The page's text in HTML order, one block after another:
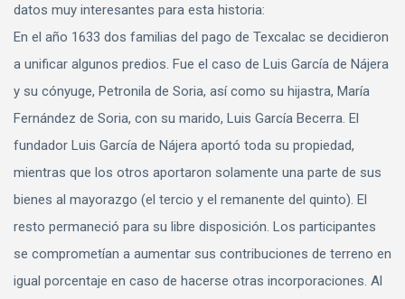
datos muy interesantes para esta historia:
En el año 1633 dos familias del pago de Texcalac se decidieron
a unificar algunos predios. Fue el caso de Luis García de Nájera
y su cónyuge, Petronila de Soria, así como su hijastra, María
Fernández de Soria, con su marido, Luis García Becerra. El
fundador Luis García de Nájera aportó toda su propiedad,
mientras que los otros aportaron solamente una parte de sus
bienes al mayorazgo (el tercio y el remanente del quinto). El
resto permaneció para su libre disposición. Los participantes
se comprometían a aumentar sus contribuciones de terreno en
igual porcentaje en caso de hacerse otras incorporaciones. Al